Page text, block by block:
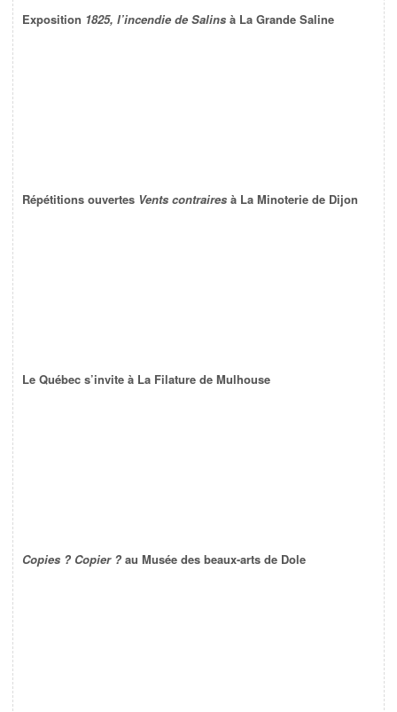
Exposition 1825, l’incendie de Salins à La Grande Saline
Répétitions ouvertes Vents contraires à La Minoterie de Dijon
Le Québec s’invite à La Filature de Mulhouse
Copies ? Copier ? au Musée des beaux-arts de Dole